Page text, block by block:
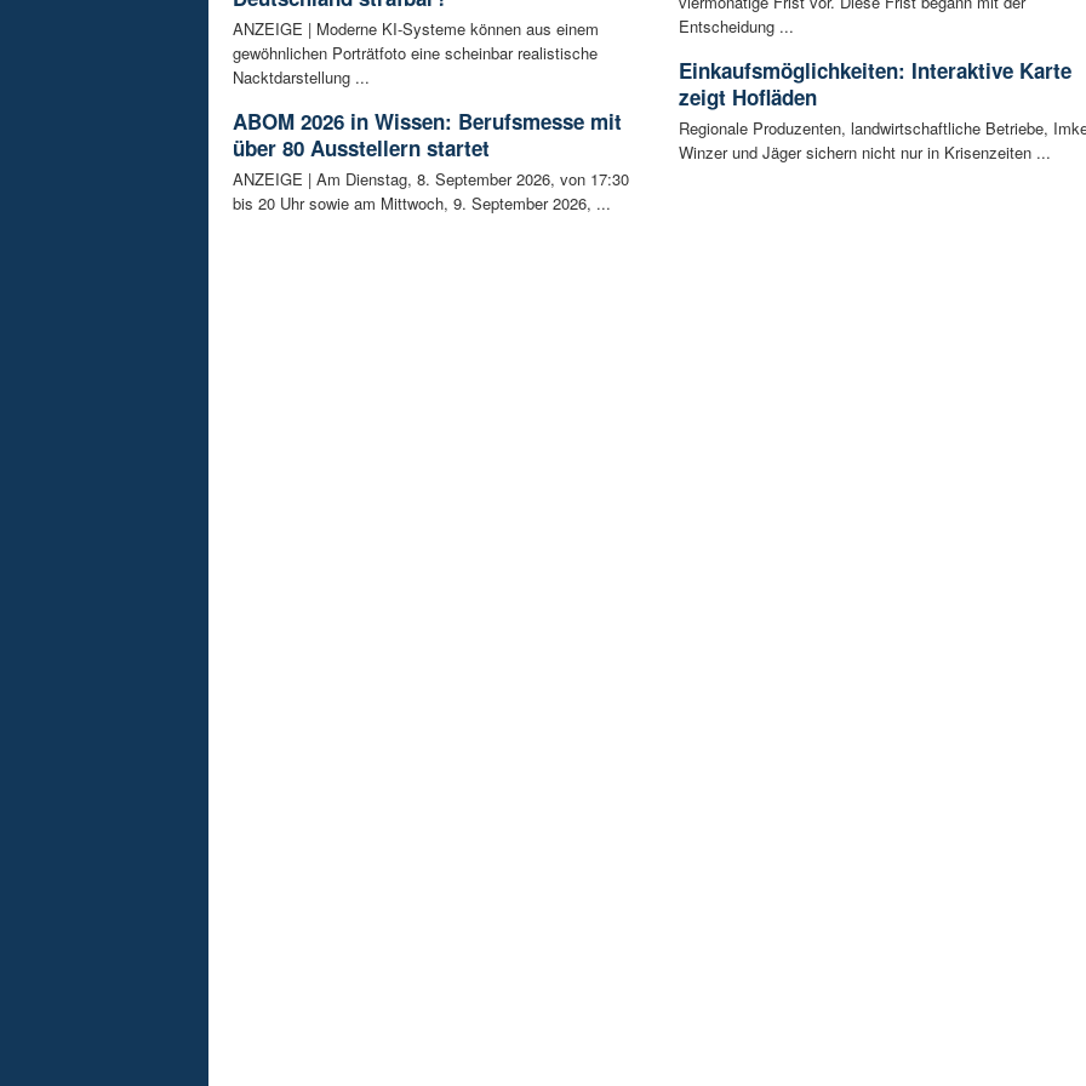
ANZEIGE | Moderne KI-Systeme können aus einem
gewöhnlichen Porträtfoto eine scheinbar realistische
Nacktdarstellung ...
ABOM 2026 in Wissen: Berufsmesse mit
über 80 Ausstellern startet
ANZEIGE | Am Dienstag, 8. September 2026, von 17:30
bis 20 Uhr sowie am Mittwoch, 9. September 2026, ...
Entscheidung ...
Einkaufsmöglichkeiten: Interaktive Karte
zeigt Hofläden
Regionale Produzenten, landwirtschaftliche Betriebe,
Winzer und Jäger sichern nicht nur in Krisenzeiten ...